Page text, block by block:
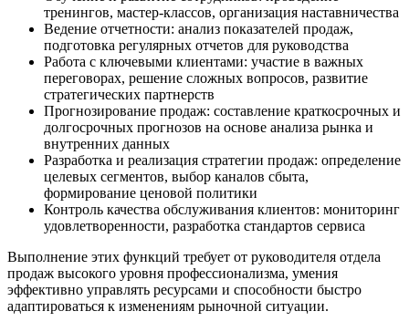
тренингов, мастер-классов, организация наставничества
Ведение отчетности: анализ показателей продаж,
подготовка регулярных отчетов для руководства
Работа с ключевыми клиентами: участие в важных
переговорах, решение сложных вопросов, развитие
стратегических партнерств
Прогнозирование продаж: составление краткосрочных и
долгосрочных прогнозов на основе анализа рынка и
внутренних данных
Разработка и реализация стратегии продаж: определение
целевых сегментов, выбор каналов сбыта,
формирование ценовой политики
Контроль качества обслуживания клиентов: мониторинг
удовлетворенности, разработка стандартов сервиса
Выполнение этих функций требует от руководителя отдела
продаж высокого уровня профессионализма, умения
эффективно управлять ресурсами и способности быстро
адаптироваться к изменениям рыночной ситуации.